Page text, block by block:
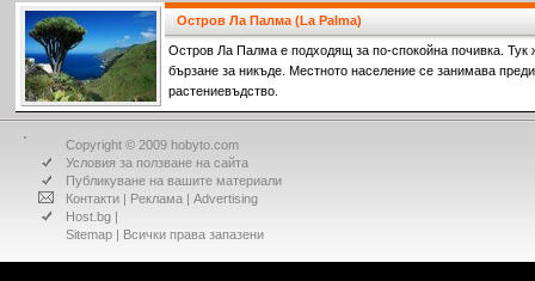
Остров Ла Палма (La Palma)
Остров Ла Палма е подходящ за по-спокойна почивка. Тук
бързане за никъде. Местното население се занимава
растениевъдство.
Copyright © 2009 hobyto.com
Условия за ползване на сайта
Публикуване на вашите материали
Контакти | Реклама | Advertising
Host.bg |
Sitemap | Всички права запазени